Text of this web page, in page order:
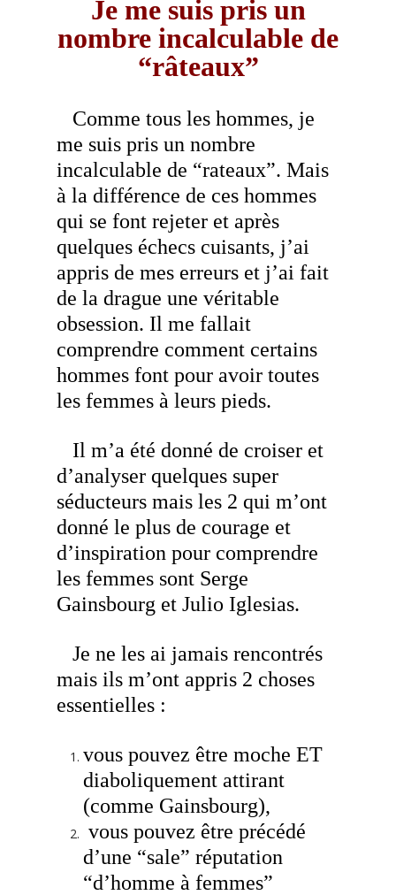
Je me suis pris un
nombre incalculable de
“râteaux”
Comme tous les hommes, je
me suis pris un nombre
incalculable de “rateaux”. Mais
à la différence de ces hommes
qui se font rejeter et après
quelques échecs cuisants, j’ai
appris de mes erreurs et j’ai fait
de la drague une véritable
obsession. Il me fallait
comprendre comment certains
hommes font pour avoir toutes
les femmes à leurs pieds.
Il m’a été donné de croiser et
d’analyser quelques super
séducteurs mais les 2 qui m’ont
donné le plus de courage et
d’inspiration pour comprendre
les femmes sont Serge
Gainsbourg et Julio Iglesias.
Je ne les ai jamais rencontrés
mais ils m’ont appris 2 choses
essentielles :
vous pouvez être moche ET
diaboliquement attirant
(comme Gainsbourg),
vous pouvez être précédé
d’une “sale” réputation
“d’homme à femmes”